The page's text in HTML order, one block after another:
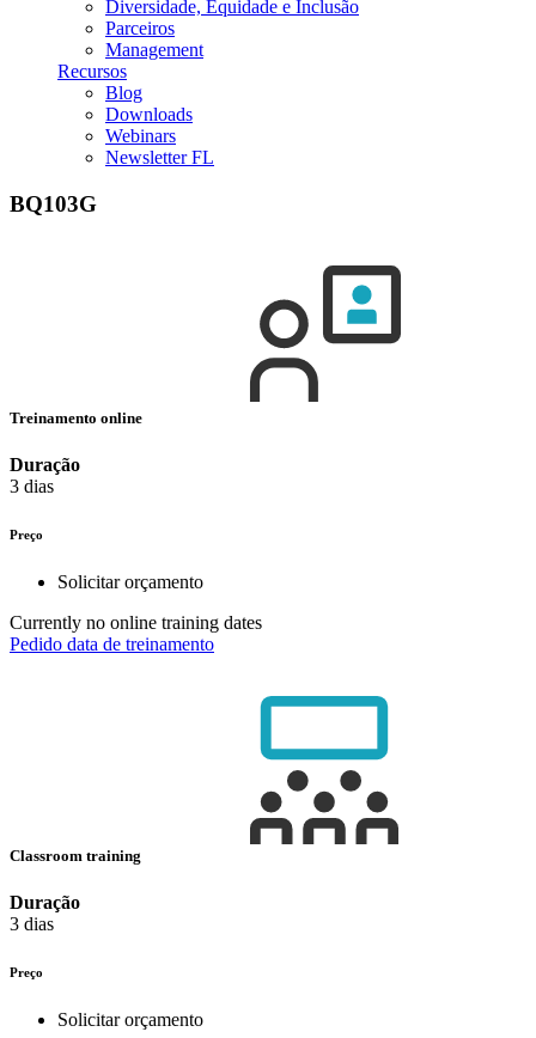
Diversidade, Equidade e Inclusão
Parceiros
Management
Recursos
Blog
Downloads
Webinars
Newsletter FL
BQ103G
Treinamento online
Duração
3 dias
Preço
Solicitar orçamento
Currently no online training dates
Pedido data de treinamento
Classroom training
Duração
3 dias
Preço
Solicitar orçamento